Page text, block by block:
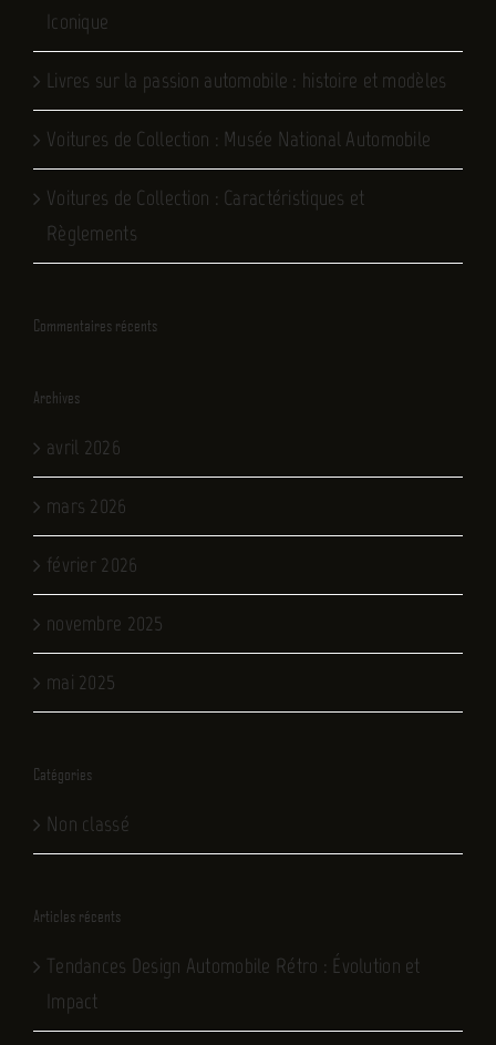
Iconique
Livres sur la passion automobile : histoire et modèles
Voitures de Collection : Musée National Automobile
Voitures de Collection : Caractéristiques et
Règlements
Commentaires récents
Archives
avril 2026
mars 2026
février 2026
novembre 2025
mai 2025
Catégories
Non classé
Articles récents
Tendances Design Automobile Rétro : Évolution et
Impact